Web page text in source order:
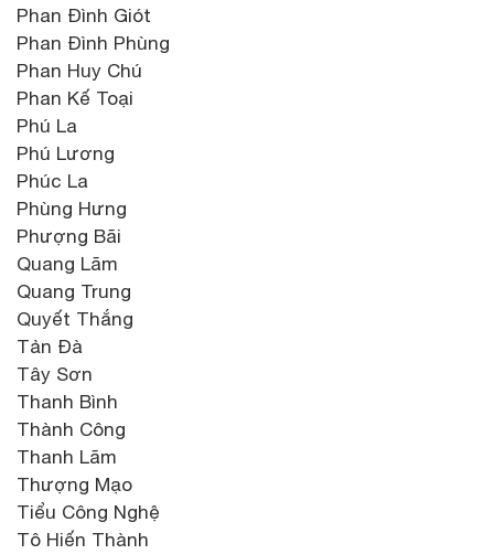
Phan Đình Giót
Phan Đình Phùng
Phan Huy Chú
Phan Kế Toại
Phú La
Phú Lương
Phúc La
Phùng Hưng
Phượng Bãi
Quang Lãm
Quang Trung
Quyết Thắng
Tản Đà
Tây Sơn
Thanh Bình
Thành Công
Thanh Lãm
Thượng Mạo
Tiểu Công Nghệ
Tô Hiến Thành